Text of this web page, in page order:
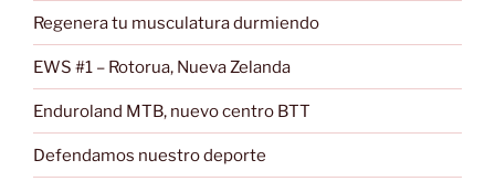
Regenera tu musculatura durmiendo
EWS #1 – Rotorua, Nueva Zelanda
Enduroland MTB, nuevo centro BTT
Defendamos nuestro deporte